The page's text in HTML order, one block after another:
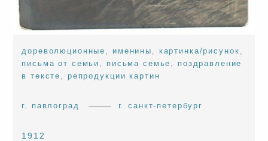
дореволюционные именины картинка/рисунок
письма от семьи
письма семье
поздравление
в тексте
репродукции картин
г. павлоград г. санкт-петербург
1912